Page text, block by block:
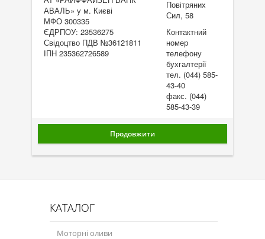
АВАЛЬ» у м. Києві
МФО 300335
ЄДРПОУ: 23536275
Свідоцтво ПДВ №36121811
ІПН 235362726589
Повітряних
Сил, 58
Контактний
номер
телефону
бухгалтерії
тел. (044) 585-
43-40
факс. (044)
585-43-39
Продовжити
КАТАЛОГ
Моторні оливи